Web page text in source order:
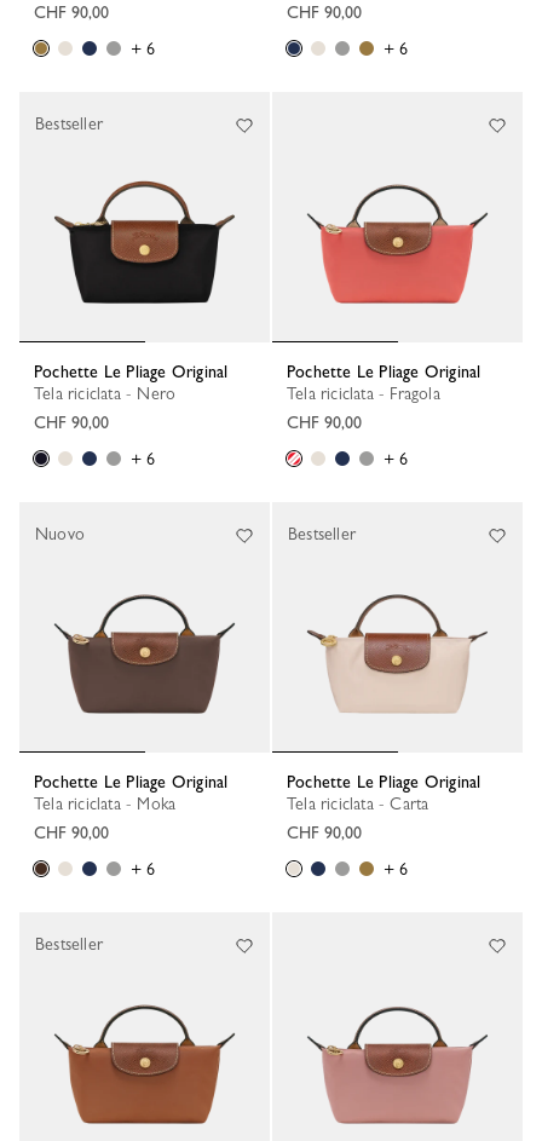
CHF 90,00
+ 6
CHF 90,00
+ 6
Pochette Le Pliage Original
Tela riciclata - Nero
CHF 90,00
+ 6
Bestseller
Pochette Le Pliage Original
Tela riciclata - Fragola
CHF 90,00
+ 6
Pochette Le Pliage Original
Tela riciclata - Moka
CHF 90,00
+ 6
Nuovo
Pochette Le Pliage Original
Tela riciclata - Carta
CHF 90,00
+ 6
Bestseller
Bestseller